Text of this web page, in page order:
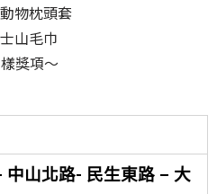
物枕頭套
山毛巾
獎項～
中山北路- 民生東路 – 大